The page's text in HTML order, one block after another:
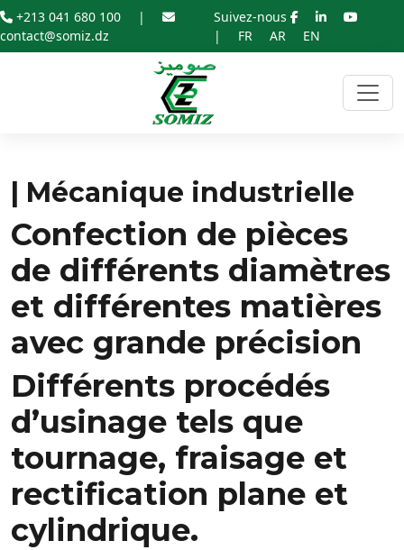
+213 041 680 100
|
contact@somiz.dz
Suivez-nous
|
FR AR EN
| Mécanique industrielle
Confection de pièces
de différents diamètres
et différentes matières
avec grande précision
Différents procédés
d’usinage tels que
tournage, fraisage et
rectification plane et
cylindrique.